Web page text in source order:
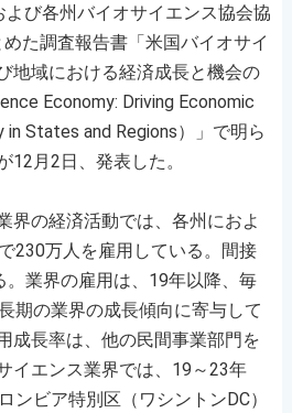
よび各州バイオサイエンス協会協
た調査報告書「米国バイオサイ
地域における経済成長と機会の
Economy: Driving Economic
States and Regions）」で明ら
12月2日、発表した。
界の経済活動では、各州におよ
230万人を雇用している。間接
。業界の雇用は、19年以降、毎
期の業界の成長傾向に寄与して
成長率は、他の民間事業部門を
イエンス業界では、19～23年
ンビア特別区（ワシントンDC）